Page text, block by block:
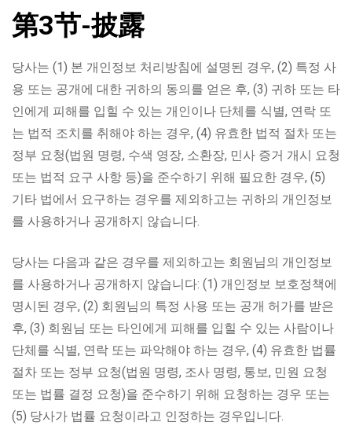
第3节-披露
당사는 (1) 본 개인정보 처리방침에 설명된 경우, (2) 특정 사
용 또는 공개에 대한 귀하의 동의를 얻은 후, (3) 귀하 또는 타
인에게 피해를 입힐 수 있는 개인이나 단체를 식별, 연락 또
는 법적 조치를 취해야 하는 경우, (4) 유효한 법적 절차 또는
정부 요청(법원 명령, 수색 영장, 소환장, 민사 증거 개시 요청
또는 법적 요구 사항 등)을 준수하기 위해 필요한 경우, (5)
기타 법에서 요구하는 경우를 제외하고는 귀하의 개인정보
를 사용하거나 공개하지 않습니다.
당사는 다음과 같은 경우를 제외하고는 회원님의 개인정보
를 사용하거나 공개하지 않습니다: (1) 개인정보 보호정책에
명시된 경우, (2) 회원님의 특정 사용 또는 공개 허가를 받은
후, (3) 회원님 또는 타인에게 피해를 입힐 수 있는 사람이나
단체를 식별, 연락 또는 파악해야 하는 경우, (4) 유효한 법률
절차 또는 정부 요청(법원 명령, 조사 명령, 통보, 민원 요청
또는 법률 결정 요청)을 준수하기 위해 요청하는 경우 또는
(5) 당사가 법률 요청이라고 인정하는 경우입니다.